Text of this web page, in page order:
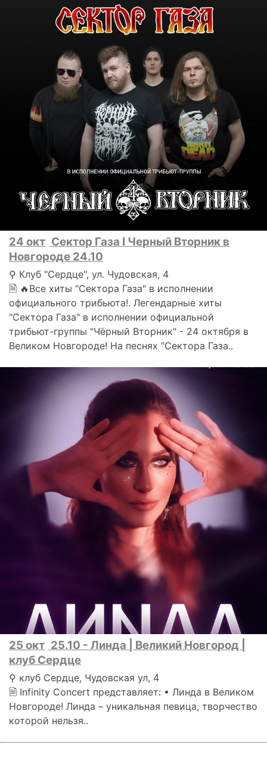
24 окт Сектор Газа I Черный Вторник в
Новгороде 24.10
⚲ Клуб "Сердце", ул. Чудовская, 4
🗎 🔥Все хиты "Сектора Газа" в исполнении
официального трибьюта!. Легендарные хиты
"Сектора Газа" в исполнении официальной
трибьют-группы "Чёрный Вторник" - 24 октября в
Великом Новгороде! На песнях "Сектора Газа..
25 окт 25.10 - Линда | Великий Новгород |
клуб Сердце
⚲ клуб Сердце, Чудовская ул, 4
🗎 Infinity Concert представляет: • Линда в Великом
Новгороде! Линда – уникальная певица, творчество
которой нельзя..